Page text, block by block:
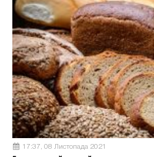
17:37, 08 Листопада 2021